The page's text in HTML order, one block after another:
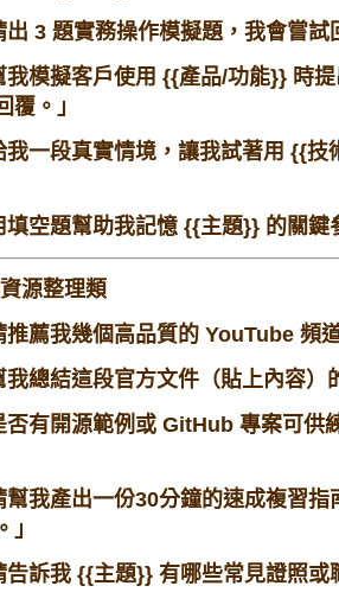
出 3 題實務操作模擬題，我會嘗
我模擬客戶使用 {{產品/功能}} 時
覆。」
我一段真實情境，讓我試著用 {{
填空題幫助我記憶 {{主題}} 的關
源整理類
推薦我幾個高品質的 YouTube 頻
我總結這段官方文件（貼上內容）
否有開源範例或 GitHub 專案可
幫我產出一份30分鐘的速成複習
」
告訴我 {{主題}} 有哪些常見證照